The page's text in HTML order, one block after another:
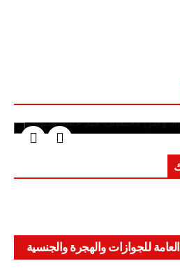
دمياط تكشف قواعد
للجوازات والهجرة والجنسية